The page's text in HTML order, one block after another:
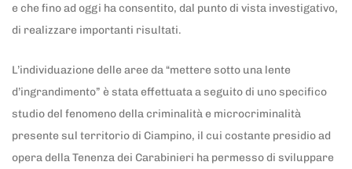
e che fino ad oggi ha consentito, dal punto di vista investigativo,
di realizzare importanti risultati.
L’individuazione delle aree da “mettere sotto una lente
d’ingrandimento” è stata effettuata a seguito di uno specifico
studio del fenomeno della criminalità e microcriminalità
presente sul territorio di Ciampino, il cui costante presidio ad
opera della Tenenza dei Carabinieri ha permesso di sviluppare